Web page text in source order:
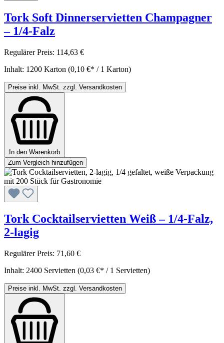
Tork Soft Dinnerservietten Champagner
– 1/4-Falz
Regulärer Preis: 114,63 €
Inhalt: 1200 Karton (0,10 €* / 1 Karton)
Preise inkl. MwSt. zzgl. Versandkosten
In den Warenkorb
Zum Vergleich hinzufügen
Tork Cocktailservietten Weiß – 1/4-Falz,
2-lagig
Regulärer Preis: 71,60 €
Inhalt: 2400 Servietten (0,03 €* / 1 Servietten)
Preise inkl. MwSt. zzgl. Versandkosten